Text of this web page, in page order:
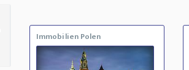
Immobilien Polen